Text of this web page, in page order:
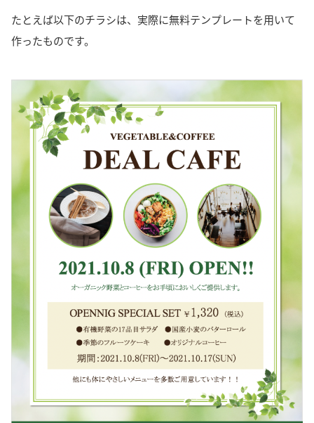
たとえば以下のチラシは、実際に無料テンプレートを用いて
作ったものです。